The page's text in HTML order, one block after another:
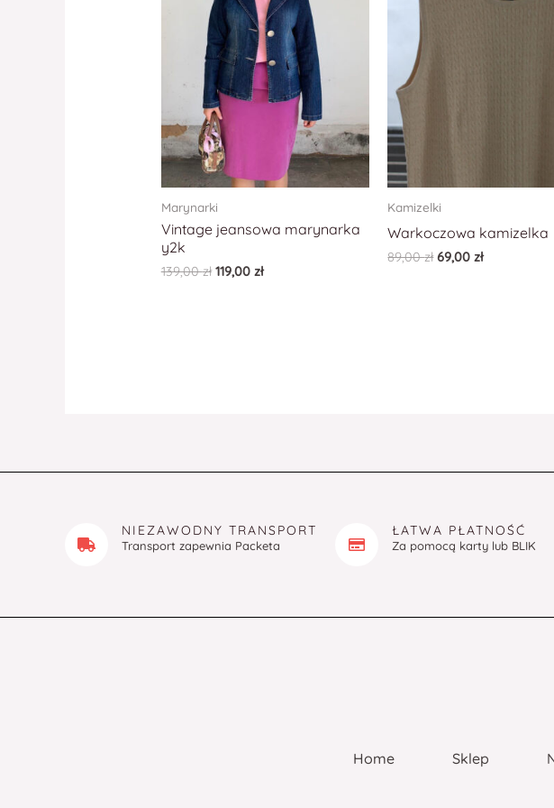
Marynarki
Vintage jeansowa marynarka
y2k
139,00zł 119,00 zł
Kamizelki
Warkoczowa kamizelka
89,00zł 69,00zł
NIEZAWODNY TRANSPORT
Transport zapewnia Packeta
ŁATWA PŁATNOŚĆ
Za pomocą karty lub BLIK
Home Sklep